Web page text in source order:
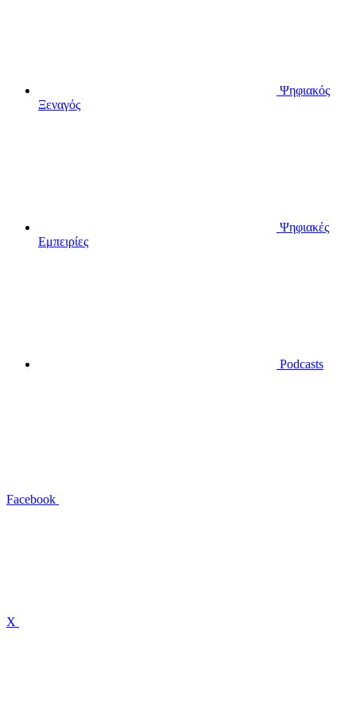
Ψηφιακός
Ξεναγός
Ψηφιακές
Εμπειρίες
Podcasts
Facebook
X